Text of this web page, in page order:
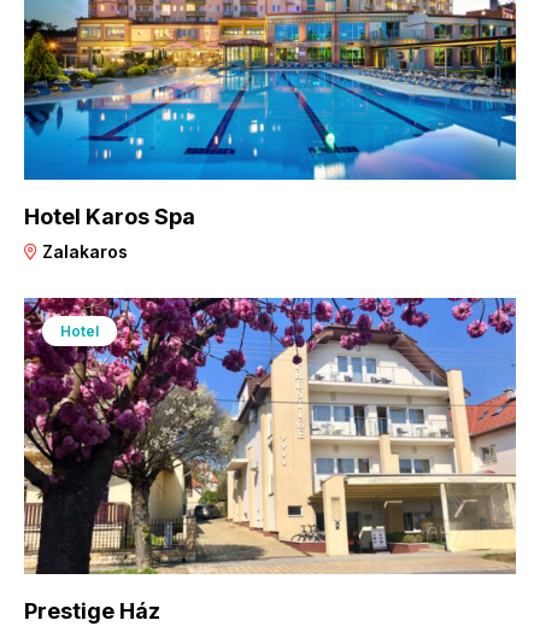
Hotel Karos Spa
Zalakaros
Hotel
Prestige Ház